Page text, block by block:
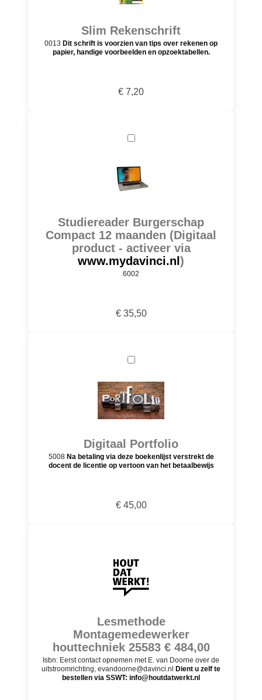
Slim Rekenschrift
0013 Dit schrift is voorzien van tips over rekenen op
papier, handige voorbeelden en opzoektabellen.
€ 7,20
Studiereader Burgerschap
Compact 12 maanden (Digitaal
product - activeer via
www.mydavinci.nl )
6002
€ 35,50
Digitaal Portfolio
5008 Na betaling via deze boekenlijst verstrekt de
docent de licentie op vertoon van het betaalbewijs
€ 45,00
Lesmethode
Montagemedewerker
houttechniek 25583 € 484,00
Isbn: Eerst contact opnemen met E. van Doorne over de
uitstroomrichting, evandoorne@davinci.nl
Dient u zelf te
bestellen via SSWT: info@houtdatwerkt.nl